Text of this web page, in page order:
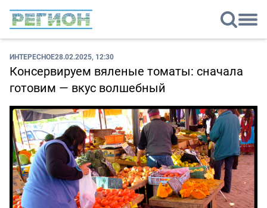
ИНТЕРЕСНОЕ28.02.2025, 12:30
Консервируем вяленые томаты: сначала
готовим — вкус волшебный